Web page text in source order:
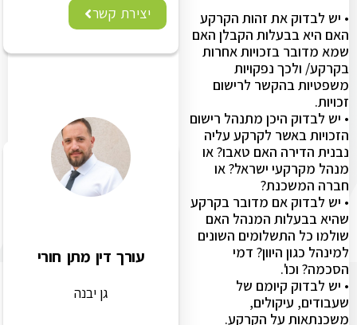
• יש לבדוק את זהות הקרקע
האם היא בבעלות הקבלן האם
שמא מדובר בזכויות אחרות
בקרקע/ ולכך נפקויות
משפטיות בהקשר לרישום
זכויות.
• יש לבדוק היכן מתנהל רישום
הזכויות באשר לקרקע עליה
נבנית הדירה האם טאבו? או
מנהל מקרקעי ישראל? או
חברה המשכנת?
• יש לבדוק אם מדובר בקרקע
שהיא בבעלות המנהל האם
שולמו כל התשלומים השונים
למינהל כגון היוון? דמי
הסכמה? וכו'.
• יש לבדוק קיומם של
שעבודים, עיקולים,
משכנתאות על הקרקע.
יצירת קשר
עורך דין מתן חורי
גן יבנה